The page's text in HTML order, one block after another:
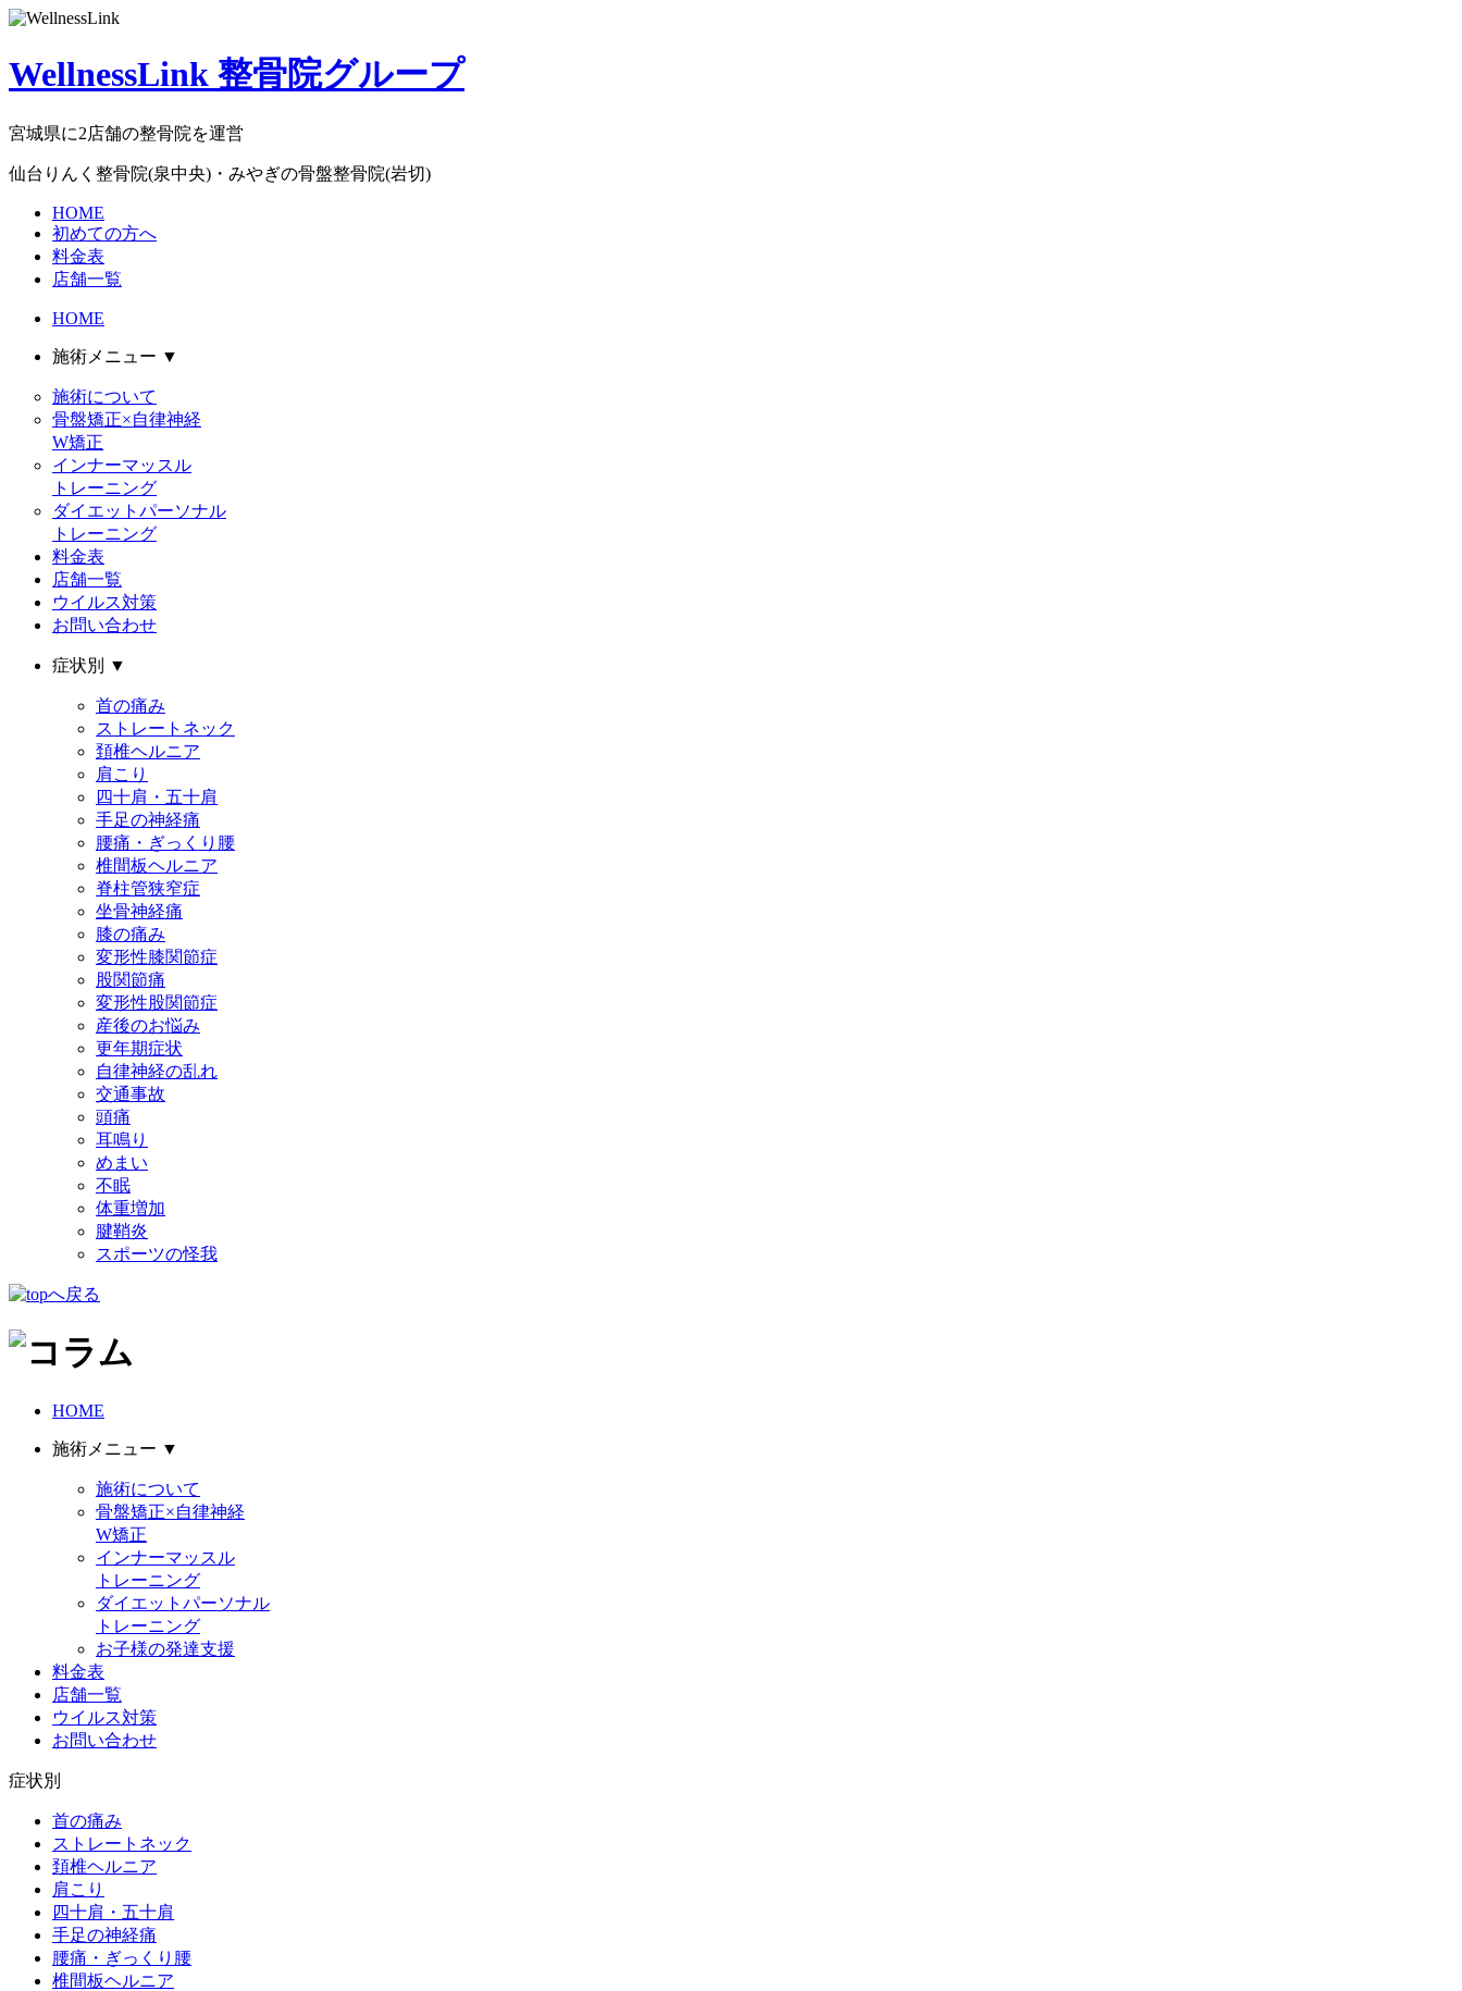
WellnessLink 整骨院グループ
宮城県に2店舗の整骨院を運営
仙台りんく整骨院(泉中央)・みやぎの骨盤整骨院(岩切)
HOME
初めての方へ
料金表
店舗一覧
HOME
施術メニュー ▼
施術について
骨盤矯正×自律神経
W矯正
インナーマッスル
トレーニング
ダイエットパーソナル
トレーニング
料金表
店舗一覧
ウイルス対策
お問い合わせ
症状別 ▼
首の痛み
ストレートネック
頚椎ヘルニア
肩こり
四十肩・五十肩
手足の神経痛
腰痛・ぎっくり腰
椎間板ヘルニア
脊柱管狭窄症
坐骨神経痛
膝の痛み
変形性膝関節症
股関節痛
変形性股関節症
産後のお悩み
更年期症状
自律神経の乱れ
交通事故
頭痛
耳鳴り
めまい
不眠
体重増加
腱鞘炎
スポーツの怪我
HOME
施術メニュー ▼
施術について
骨盤矯正×自律神経
W矯正
インナーマッスル
トレーニング
ダイエットパーソナル
トレーニング
お子様の発達支援
料金表
店舗一覧
ウイルス対策
お問い合わせ
症状別
首の痛み
ストレートネック
頚椎ヘルニア
肩こり
四十肩・五十肩
手足の神経痛
腰痛・ぎっくり腰
椎間板ヘルニア